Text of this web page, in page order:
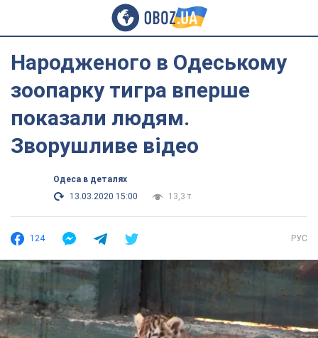
Народженого в Одеському
зоопарку тигра вперше
показали людям.
Зворушливе відео
Одеса в деталях
13.03.2020 15:00
13,3 т.
124 РУС